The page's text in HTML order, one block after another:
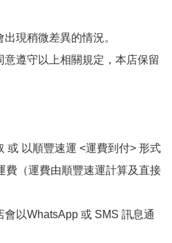
現稍微差異的情況。
遵守以上相關規定，本店保留
或 以順豐速運 <運費到付> 形式
費（運費由順豐速運計算及直接
以WhatsApp 或 SMS 訊息通